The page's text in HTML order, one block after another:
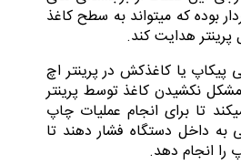
بوده که میتواند به سطح کاغذ
هدایت کند.
یا کاغذکش در پرینتر اچ
نکشیدن کاغذ توسط پرینتر
تا برای انجام عملیات چاپ
به داخل دستگاه فشار دهند تا
را انجام دهد.